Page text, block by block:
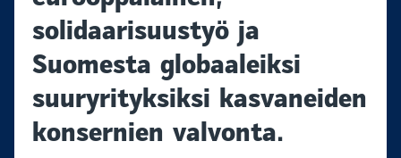
solidaarisuustyö ja
Suomesta globaaleiksi
suuryrityksiksi kasvaneiden
konsernien valvonta.